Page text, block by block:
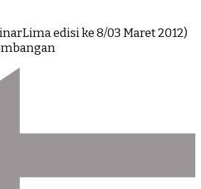
edisi ke 8/03 Maret 2012)